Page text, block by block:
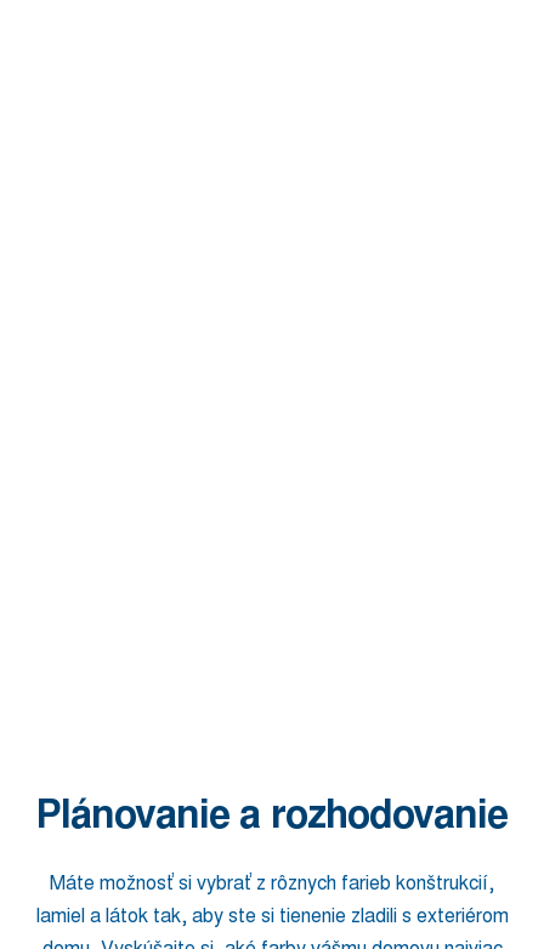
Plánovanie a rozhodovanie
Máte možnosť si vybrať z rôznych farieb konštrukcií,
lamiel a látok tak, aby ste si tienenie zladili s exteriérom